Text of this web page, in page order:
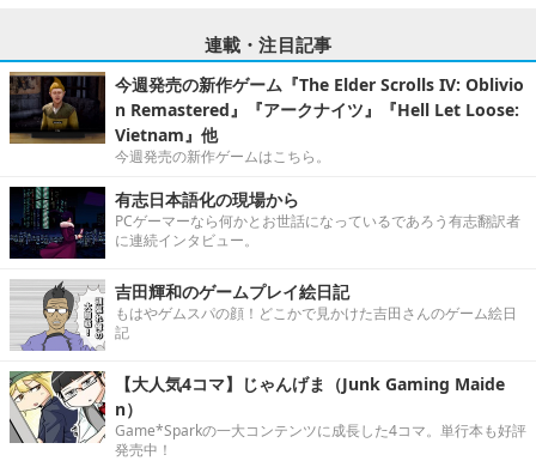
連載・注目記事
今週発売の新作ゲーム『The Elder Scrolls IV: Oblivio
n Remastered』『アークナイツ』『Hell Let Loose:
Vietnam』他
今週発売の新作ゲームはこちら。
有志日本語化の現場から
PCゲーマーなら何かとお世話になっているであろう有志翻訳者
に連続インタビュー。
吉田輝和のゲームプレイ絵日記
もはやゲムスパの顔！どこかで見かけた吉田さんのゲーム絵日
記
【大人気4コマ】じゃんげま（Junk Gaming Maide
n）
Game*Sparkの一大コンテンツに成長した4コマ。単行本も好評
発売中！